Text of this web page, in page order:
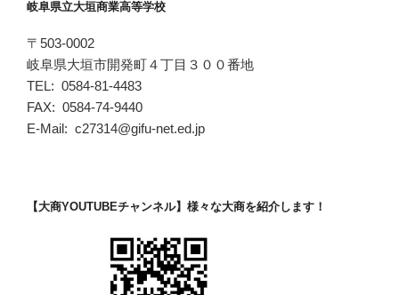
岐阜県立大垣商業高等学校
〒503-0002
岐阜県大垣市開発町４丁目３００番地
TEL: 0584-81-4483
FAX: 0584-74-9440
E-Mail: c27314@gifu-net.ed.jp
【大商YOUTUBEチャンネル】様々な大商を紹介します！